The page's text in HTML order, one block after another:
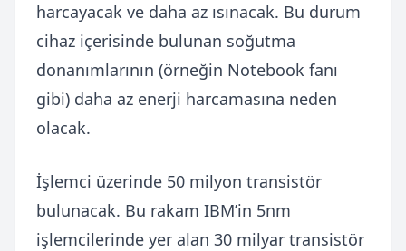
harcayacak ve daha az ısınacak. Bu durum
cihaz içerisinde bulunan soğutma
donanımlarının (örneğin Notebook fanı
gibi) daha az enerji harcamasına neden
olacak.
İşlemci üzerinde 50 milyon transistör
bulunacak. Bu rakam IBM’in 5nm
işlemcilerinde yer alan 30 milyar transistör